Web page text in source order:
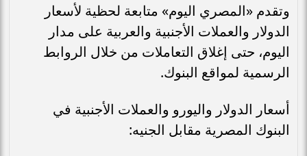
وتقدم «المصري اليوم» متابعة لحظية لأسعار
الدولار والعملات الأجنبية والعربية على مدار
اليوم، حتى إغلاق التعاملات من خلال الروابط
الرسمية لمواقع البنوك.
أسعار الدولار واليورو والعملات الأجنبية في
البنوك المصرية مقابل الجنيه: